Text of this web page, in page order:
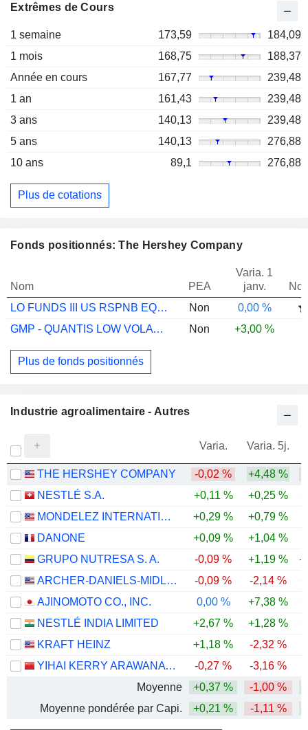
Extrêmes de Cours
1 semaine 173,59
184,09
1 mois
168,75
188,37
Année en cours
167,77
239,48
1 an
161,43
239,48
3 ans
140,13
239,48
5 ans
140,13
276,88
10 ans
89,1 276,88
Plus de cotations
Fonds positionnés: The Hershey Company
Nom PEA
Varia. 1
janv.
LO FUNDS III US RSPNB EQ RSKBSDSHCHFNA
Non
0,00 %
GMP - QUANTIS LOW VOLATILITY C USD
Non +3,00 %
Plus de fonds positionnés
Industrie agroalimentaire - Autres
Varia. Varia. 5j.
THE HERSHEY COMPANY -0,02 % +4,48 %
NESTLÉ S.A.
+0,11 % +0,25 %
MONDELEZ INTERNATIONAL, INC.
+0,29 % +0,79 %
DANONE
+0,09 % +1,04 %
GRUPO NUTRESA S. A.
-0,09 % +1,19 %
ARCHER-DANIELS-MIDLAND COMPANY
-0,09 % -2,14 %
AJINOMOTO CO., INC.
0,00 % +7,38 %
NESTLÉ INDIA LIMITED
+2,67 % +1,28 %
KRAFT HEINZ
+1,18 % -2,32 %
YIHAI KERRY ARAWANA HOLDINGS CO., LTD
-0,27 % -3,16 %
Moyenne
+0,37 % -1,00 %
Moyenne pondérée par Capi.
+0,21 % -1,11 %